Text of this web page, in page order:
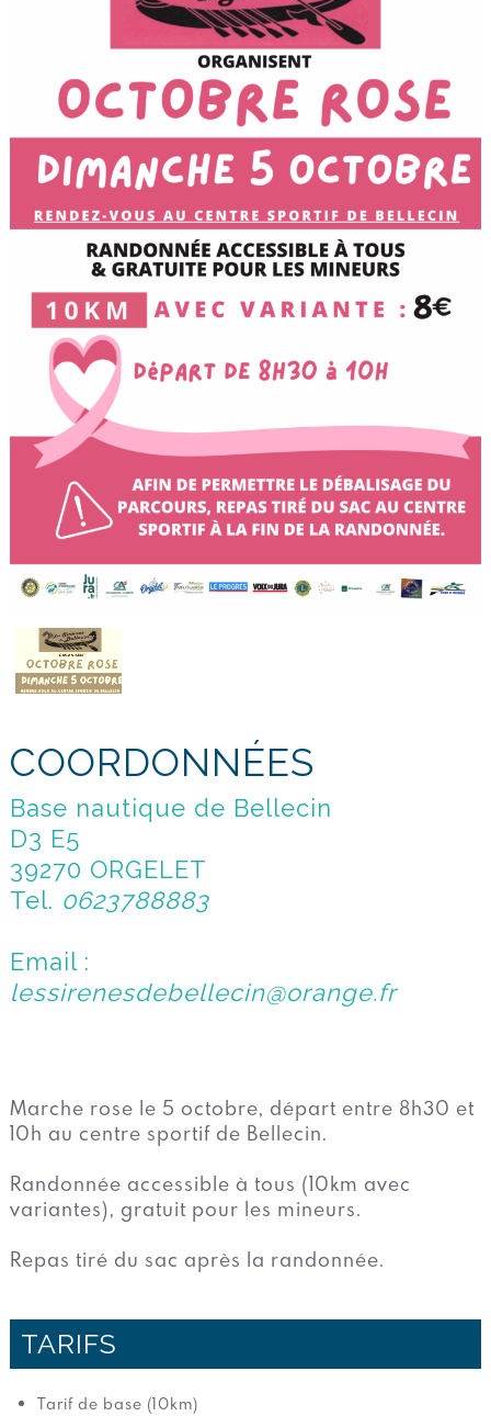
COORDONNÉES
Base nautique de Bellecin
D3 E5
39270 ORGELET
Tel. 0623788883
Email :
lessirenesdebellecin@orange.fr
Marche rose le 5 octobre, départ entre 8h30 et
10h au centre sportif de Bellecin.
Randonnée accessible à tous (10km avec
variantes), gratuit pour les mineurs.
Repas tiré du sac après la randonnée.
TARIFS
Tarif de base (10km)